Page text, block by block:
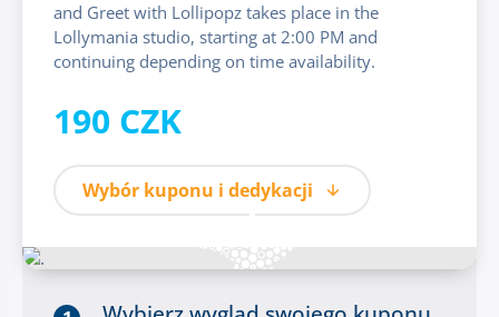
and Greet with Lollipopz takes place in the
Lollymania studio, starting at 2:00 PM and
continuing depending on time availability.
190 CZK
Wybór kuponu i dedykacji